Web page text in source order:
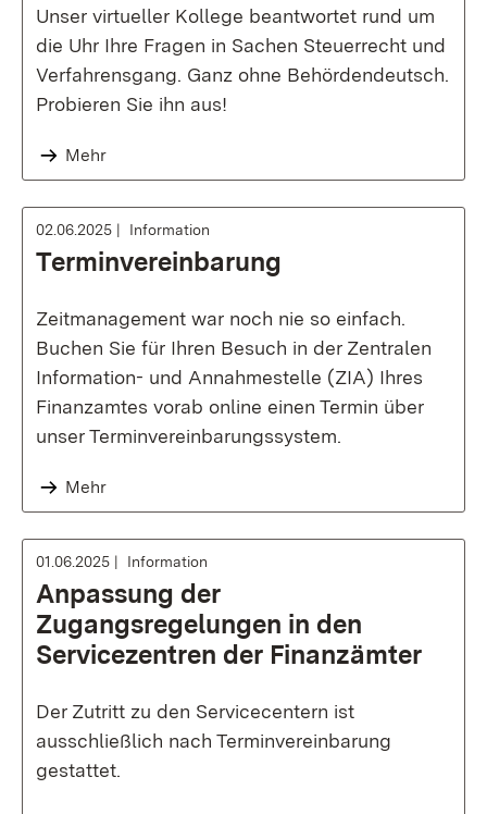
Unser virtueller Kollege beantwortet rund um
die Uhr Ihre Fragen in Sachen Steuerrecht und
Verfahrensgang. Ganz ohne Behördendeutsch.
Probieren Sie ihn aus!
Mehr
02.06.2025 Information
Terminvereinbarung
Zeitmanagement war noch nie so einfach.
Buchen Sie für Ihren Besuch in der Zentralen
Information- und Annahmestelle (ZIA) Ihres
Finanzamtes vorab online einen Termin über
unser Terminvereinbarungssystem.
Mehr
01.06.2025 Information
Anpassung der
Zugangsregelungen in den
Servicezentren der Finanzämter
Der Zutritt zu den Servicecentern ist
ausschließlich nach Terminvereinbarung
gestattet.